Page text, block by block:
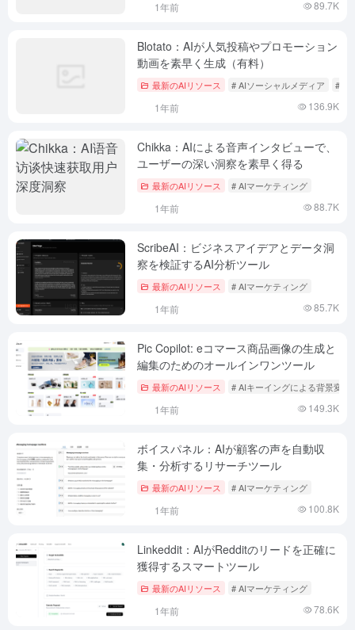
1年前 89.7K
Blotato：AIが人気投稿やプロモーション
動画を素早く生成（有料）
最新のAIリソース # AIソーシャルメディア # AI
1年前 136.9K
Chikka：AIによる音声インタビューで、
ユーザーの深い洞察を素早く得る
最新のAIリソース # AIマーケティング
1年前 88.7K
ScribeAI：ビジネスアイデアとデータ洞
察を検証するAI分析ツール
最新のAIリソース # AIマーケティング
1年前 85.7K
Pic Copilot: eコマース商品画像の生成と
編集のためのオールインワンツール
最新のAIリソース # AIキーイングによる背景変更
1年前 149.3K
ボイスパネル：AIが顧客の声を自動収
集・分析するリサーチツール
最新のAIリソース # AIマーケティング
1年前 100.8K
Linkeddit：AIがRedditのリードを正確に
獲得するスマートツール
最新のAIリソース # AIマーケティング
1年前 78.6K